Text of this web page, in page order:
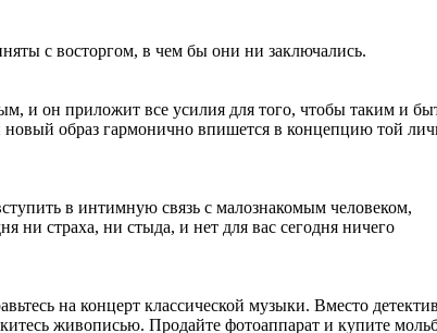
с восторгом, в чем бы они ни заключались.
и он приложит все усилия для того, чтобы таким и
новый образ гармонично впишется в концепцию той
в интимную связь с малознакомым человеком,
ни страха, ни стыда, и нет для вас сегодня ничего
на концерт классической музыки. Вместо
живописью. Продайте фотоаппарат и купите